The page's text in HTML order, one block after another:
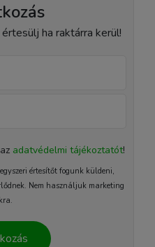
ha raktárra kerül!
adatvédelmi tájékoztatót!
értesítőt fogunk küldeni,
Nem használjuk marketing